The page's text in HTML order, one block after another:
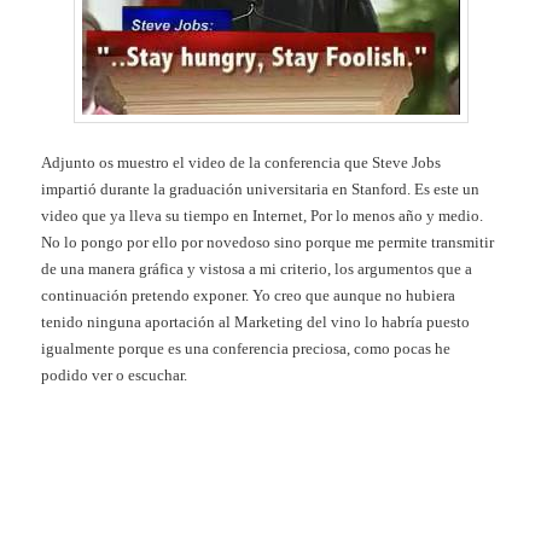
Adjunto os muestro el video de la conferencia que Steve Jobs
impartió durante la graduación universitaria en Stanford. Es este un
video que ya lleva su tiempo en Internet, Por lo menos año y medio.
No lo pongo por ello por novedoso sino porque me permite transmitir
de una manera gráfica y vistosa a mi criterio, los argumentos que a
continuación pretendo exponer. Yo creo que aunque no hubiera
tenido ninguna aportación al Marketing del vino lo habría puesto
igualmente porque es una conferencia preciosa, como pocas he
podido ver o escuchar.